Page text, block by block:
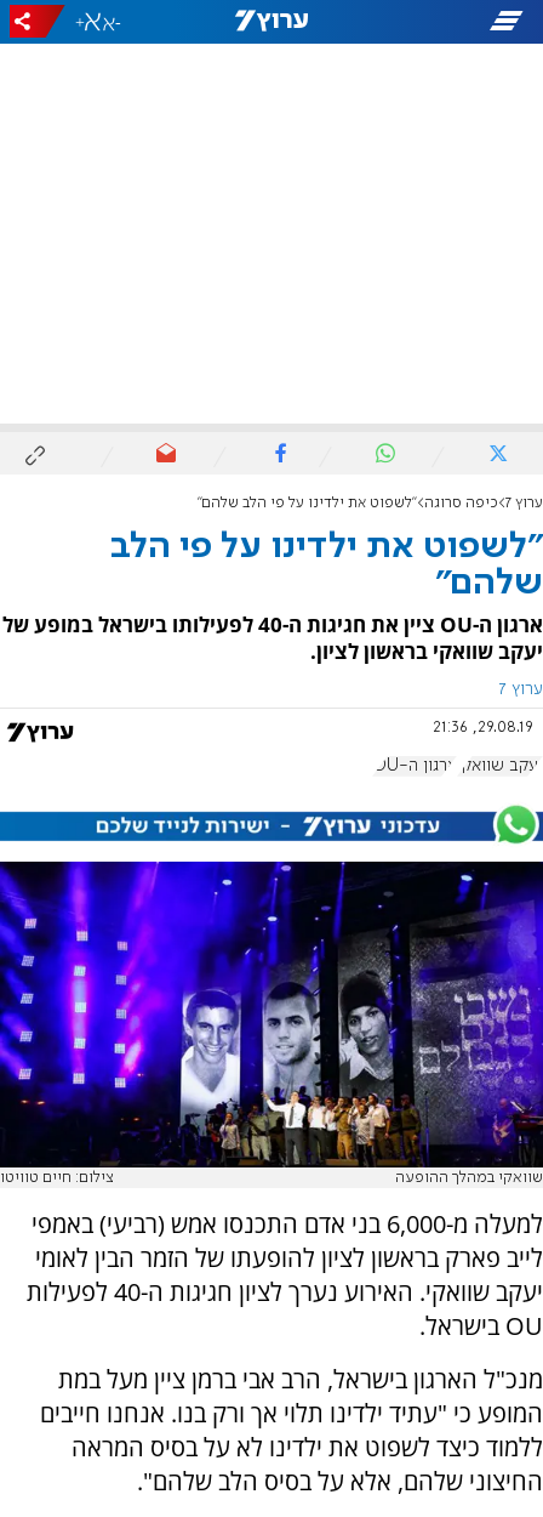
-
+
ערוץ 7 כיפה סרוגה "לשפוט את ילדינו על פי הלב שלהם"
"לשפוט את ילדינו על פי הלב
שלהם"
ארגון ה-OU ציין את חגיגות ה-40 לפעילותו בישראל במופע של
יעקב שוואקי בראשון לציון.
ערוץ 7
29.08.19, 21:36
יעקב שוואקי ארגון ה-OU
שוואקי במהלך ההופעה צילום: חיים טוויטו
למעלה מ-6,000 בני אדם התכנסו אמש (רביעי) באמפי
לייב פארק בראשון לציון להופעתו של הזמר הבין לאומי
יעקב שוואקי. האירוע נערך לציון חגיגות ה-40 לפעילות
OU בישראל.
מנכ"ל הארגון בישראל, הרב אבי ברמן ציין מעל במת
המופע כי "עתיד ילדינו תלוי אך ורק בנו. אנחנו חייבים
ללמוד כיצד לשפוט את ילדינו לא על בסיס המראה
החיצוני שלהם, אלא על בסיס הלב שלהם".